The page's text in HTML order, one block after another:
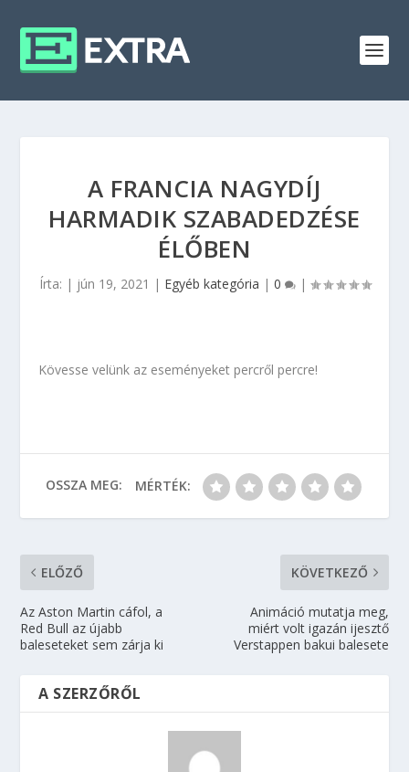
A FRANCIA NAGYDÍJ
HARMADIK SZABADEDZÉSE
ÉLŐBEN
Írta: | jún 19, 2021 | Egyéb kategória | 0 |
Kövesse velünk az eseményeket percről percre!
OSSZA MEG: MÉRTÉK:
ELŐZŐ
Az Aston Martin cáfol, a
Red Bull az újabb
baleseteket sem zárja ki
KÖVETKEZŐ
Animáció mutatja meg,
miért volt igazán ijesztő
Verstappen bakui balesete
A SZERZŐRŐL